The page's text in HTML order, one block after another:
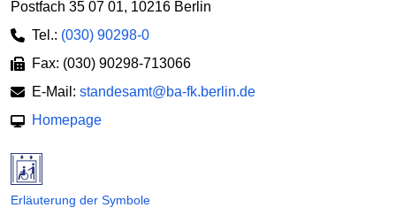
Postfach 35 07 01, 10216 Berlin
Tel.: (030) 90298-0
Fax: (030) 90298-713066
E-Mail: standesamt@ba-fk.berlin.de
Homepage
Erläuterung der Symbole